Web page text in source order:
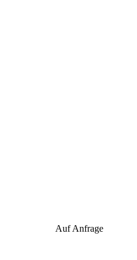
Auf Anfrage